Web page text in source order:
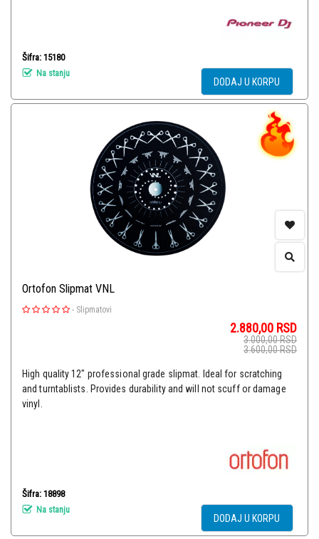
Šifra: 15180
Na stanju
DODAJ U KORPU
Ortofon Slipmat VNL
- Slipmatovi
2.880,00 RSD
3.000,00RSD
3.600,00RSD
High quality 12" professional grade slipmat. Ideal for scratching
and turntablists. Provides durability and will not scuff or damage
vinyl.
Šifra: 18898
Na stanju
DODAJ U KORPU